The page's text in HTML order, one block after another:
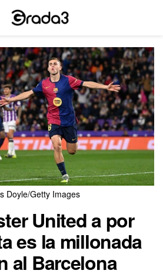
Doyle/Getty Images
United a por
es la millonada
al Barcelona